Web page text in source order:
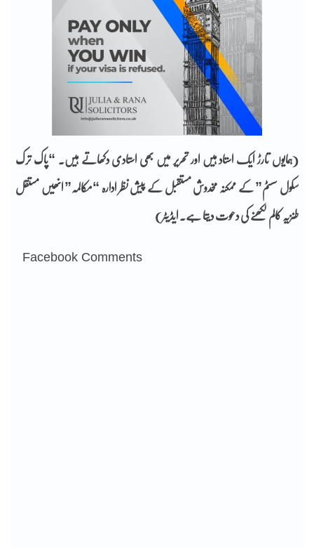
(ہمایوں تارڑ ایک استاد ہیں اور تحریر میں بھی استادی دکھاتے ہیں۔ “پاک ترک
سکول سسٹم” کے ممکنہ مخدوش مستقبل کے پیش نظر ادارہ “مکالمہ” انھیں مستقل
طنزیہ کالم لکھنے کی دعوت دیتا ہے۔ ایڈیٹر)
Facebook Comments